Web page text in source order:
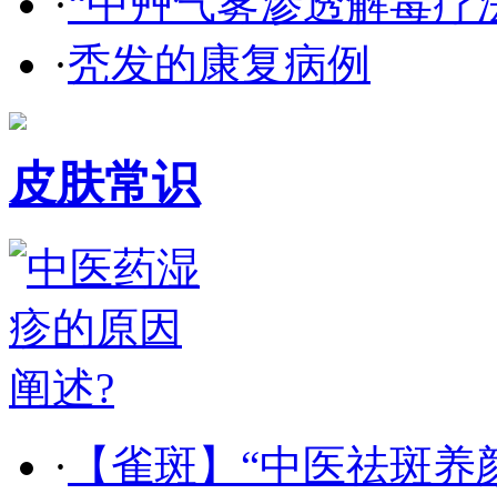
·秃发的康复病例
皮肤常识
· 【雀斑】“中医祛斑养